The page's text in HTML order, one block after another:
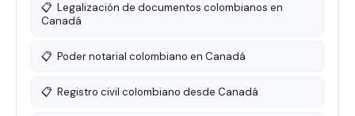
📋 Legalización de documentos colombianos en
Canadá
📋 Poder notarial colombiano en Canadá
📋 Registro civil colombiano desde Canadá